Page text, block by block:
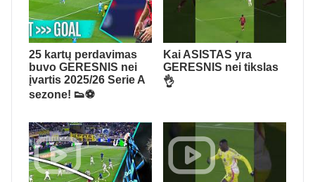
25 kartų perdavimas
buvo GERESNIS nei
įvartis 2025/26 Serie A
sezone! 👟⚽
Kai ASISTAS yra
GERESNIS nei tikslas
👌